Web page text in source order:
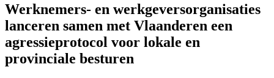
Werknemers- en werkgeversorganisaties
lanceren samen met Vlaanderen een
agressieprotocol voor lokale en
provinciale besturen